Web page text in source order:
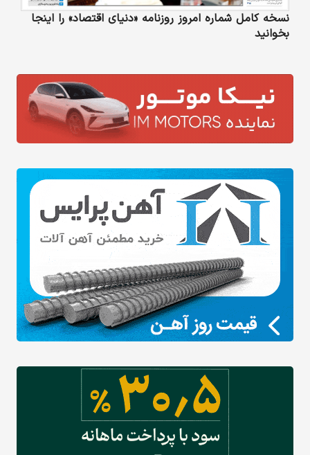
نسخه کامل شماره امروز روزنامه «دنیای‌ اقتصاد» را اینجا
بخوانید